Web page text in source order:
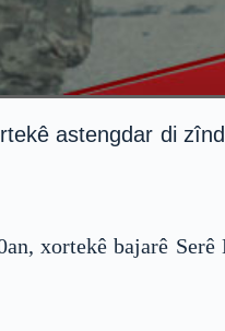
astengdar di
xortekê bajarê